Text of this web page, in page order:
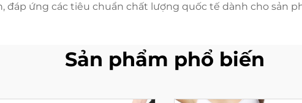
đáp ứng các tiêu chuẩn chất lượng quốc tế dành cho sản
Sản phẩm phổ biến